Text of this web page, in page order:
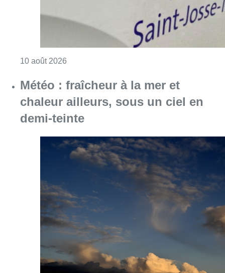
10 août 2026
Météo : fraîcheur à la mer et
chaleur ailleurs, sous un ciel en
demi-teinte